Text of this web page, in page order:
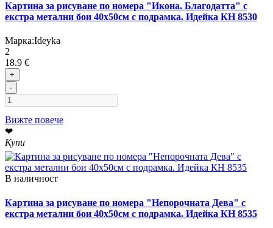
Картина за рисуване по номера "Икона. Благодатта" с
екстра метални бои 40х50см с подрамка. Идейка КН 8530
Марка:Ideyka
2
18.9 €
+
-
Вижте повече
❤
Купи
В наличност
Картина за рисуване по номера "Непорочната Дева" с
екстра метални бои 40х50см с подрамка. Идейка КН 8535